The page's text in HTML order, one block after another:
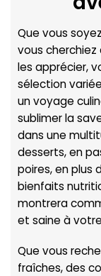
Que vous
vous
les apprécier,
sélection
un voyage
sublimer la
dans une
desserts, en
poires, en plus
bienfaits
montrera
et saine à
Que vous
fraîches, des